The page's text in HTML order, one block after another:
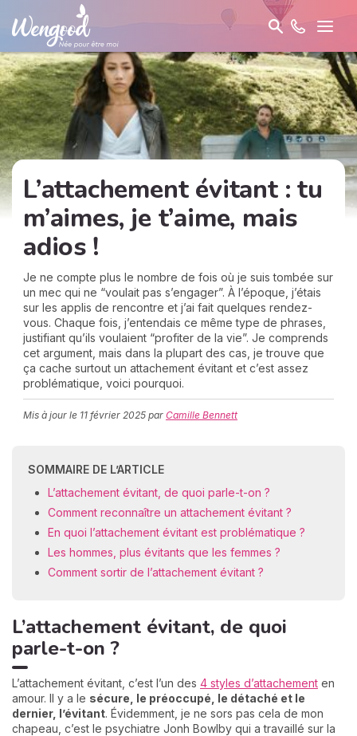
L’attachement évitant : tu
m’aimes, je t’aime, mais
adios !
Je ne compte plus le nombre de fois où je suis tombée sur
un mec qui ne “voulait pas s’engager”. À l’époque, j’étais
sur les applis de rencontre et j’ai fait quelques rendez-
vous. Chaque fois, j’entendais ce même type de phrases,
justifiant qu’ils voulaient “profiter de la vie”. Je comprends
cet argument, mais dans la plupart des cas, je trouve que
ça cache surtout un attachement évitant et c’est assez
problématique, voici pourquoi.
Mis à jour le 11 février 2025 par Camille Bennett
SOMMAIRE DE L’ARTICLE
L’attachement évitant, de quoi parle-t-on ?
Comment reconnaître un attachement évitant ?
En quoi l’attachement évitant est problématique ?
Les hommes, plus évitants que les femmes ?
Comment sortir de l’attachement évitant ?
L’attachement évitant, de quoi
parle-t-on ?
L’attachement évitant, c’est l’un des 4 styles d’attachement en
amour. Il y a le sécure, le préoccupé, le détaché et le
dernier, l’évitant. Évidemment, je ne sors pas cela de mon
chapeau, c’est le psychiatre Jonh Bowlby qui a travaillé sur la